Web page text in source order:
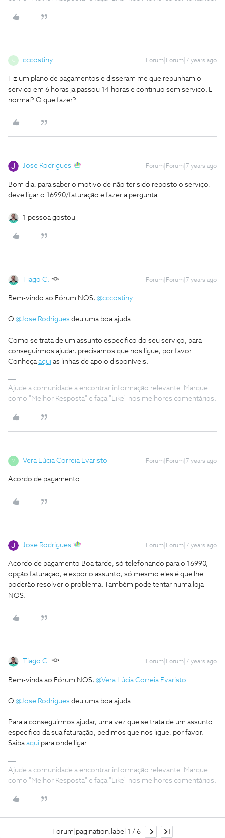
cccostiny Forum|Forum|7 years ago
Fiz um plano de pagamentos e disseram me que repunham o
servico em 6 horas ja passou 14 horas e continuo sem servico. E
normal? O que fazer?
Jose Rodrigues Forum|Forum|7 years ago
Bom dia, para saber o motivo de não ter sido reposto o serviço,
deve ligar o 16990/faturação e fazer a pergunta.
1 pessoa gostou
Tiago C. Forum|Forum|7 years ago
Bem-vindo ao Fórum NOS, @cccostiny.
O @Jose Rodrigues deu uma boa ajuda.
Como se trata de um assunto específico do seu serviço, para
conseguirmos ajudar, precisamos que nos ligue, por favor.
Conheçaaqui as linhas de apoio disponíveis.
Ajude a comunidade a encontrar informação relevante. Marque
como "Melhor Resposta" e faça "Like" nos melhores comentários.
V Vera Lúcia Correia Evaristo Forum|Forum|7 years ago
Acordo de pagamento
Jose Rodrigues Forum|Forum|7 years ago
Acordo de pagamento Boa tarde, só telefonando para o 16990,
opção faturaçao, e expor o assunto, só mesmo eles é que lhe
poderão resolver o problema. Também pode tentar numa loja
NOS.
Tiago C. Forum|Forum|7 years ago
Bem-vinda ao Fórum NOS, @Vera Lúcia Correia Evaristo.
O @Jose Rodrigues deu uma boa ajuda.
Para a conseguirmos ajudar, uma vez que se trata de um assunto
específico da sua faturação, pedimos que nos ligue, por favor.
Saibaaqui para onde ligar.
Ajude a comunidade a encontrar informação relevante. Marque
como "Melhor Resposta" e faça "Like" nos melhores comentários.
Forum|pagination.label 1 / 6